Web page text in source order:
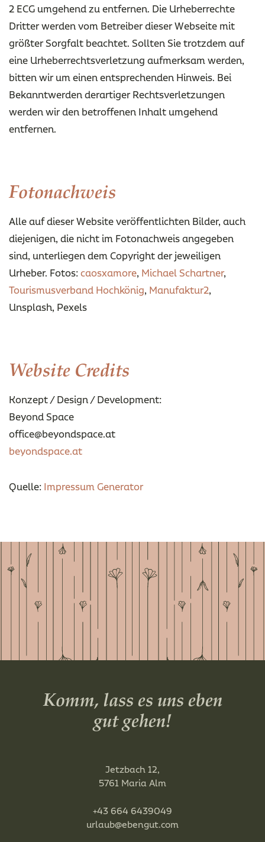
2 ECG umgehend zu entfernen. Die Urheberrechte
Dritter werden vom Betreiber dieser Webseite mit
größter Sorgfalt beachtet. Sollten Sie trotzdem auf
eine Urheberrechtsverletzung aufmerksam werden,
bitten wir um einen entsprechenden Hinweis. Bei
Bekanntwerden derartiger Rechtsverletzungen
werden wir den betroffenen Inhalt umgehend
entfernen.
Fotonachweis
Alle auf dieser Website veröffentlichten Bilder, auch
diejenigen, die nicht im Fotonachweis angegeben
sind, unterliegen dem Copyright der jeweiligen
Urheber. Fotos:caosxamore, Michael Schartner,
Tourismusverband Hochkönig, Manufaktur2,
Unsplash, Pexels
Website Credits
Konzept / Design / Development:
Beyond Space
office@beyondspace.at
beyondspace.at
Quelle: Impressum Generator
Komm, lass es uns eben
gut gehen!
Jetzbach 12,
5761 Maria Alm
+43 664 6439049
urlaub@ebengut.com